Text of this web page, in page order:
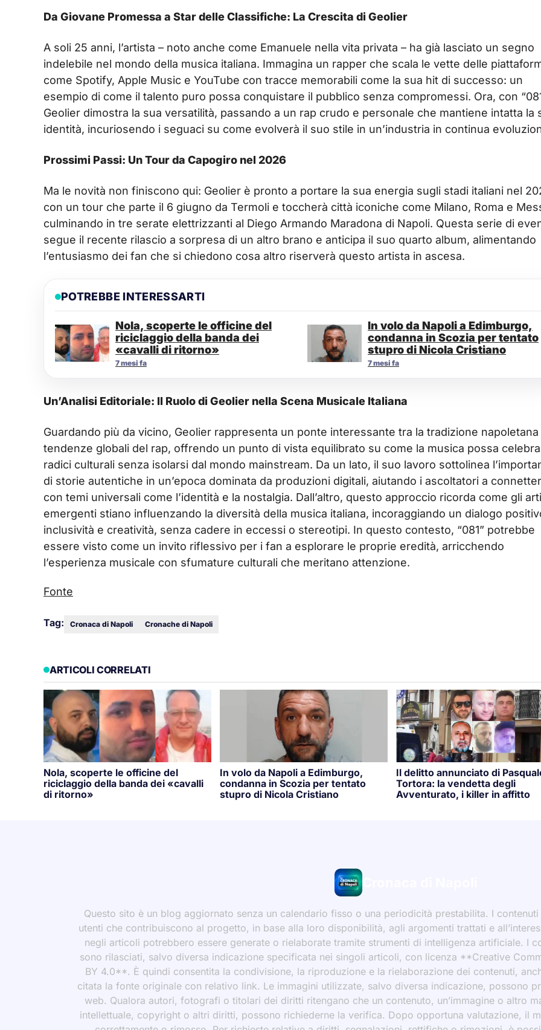
Da Giovane Promessa a Star delle Classifiche: La Crescita di Geolier
A soli 25 anni, l’artista – noto anche come Emanuele nella vita privata – ha già lasciato un segno
indelebile nel mondo della musica italiana. Immagina un rapper che scala le vette delle
come Spotify, Apple Music e YouTube con tracce memorabili come la sua hit di successo: un
esempio di come il talento puro possa conquistare il pubblico senza compromessi. Ora, con
Geolier dimostra la sua versatilità, passando a un rap crudo e personale che mantiene intatta la
identità, incuriosendo i seguaci su come evolverà il suo stile in un’industria in continua
Prossimi Passi: Un Tour da Capogiro nel 2026
Ma le novità non finiscono qui: Geolier è pronto a portare la sua energia sugli stadi italiani nel
con un tour che parte il 6 giugno da Termoli e toccherà città iconiche come Milano, Roma e
culminando in tre serate elettrizzanti al Diego Armando Maradona di Napoli. Questa serie di
segue il recente rilascio a sorpresa di un altro brano e anticipa il suo quarto album, alimentando
l’entusiasmo dei fan che si chiedono cosa altro riserverà questo artista in ascesa.
POTREBBE INTERESSARTI
Nola, scoperte le officine del
riciclaggio della banda dei
«cavalli di ritorno»
7 mesi fa
In volo da Napoli a Edimburgo,
condanna in Scozia per tentato
stupro di Nicola Cristiano
7 mesi fa
Un’Analisi Editoriale: Il Ruolo di Geolier nella Scena Musicale Italiana
Guardando più da vicino, Geolier rappresenta un ponte interessante tra la tradizione napoletana
tendenze globali del rap, offrendo un punto di vista equilibrato su come la musica possa
radici culturali senza isolarsi dal mondo mainstream. Da un lato, il suo lavoro sottolinea
di storie autentiche in un’epoca dominata da produzioni digitali, aiutando i ascoltatori a
con temi universali come l’identità e la nostalgia. Dall’altro, questo approccio ricorda come gli
emergenti stiano influenzando la diversità della musica italiana, incoraggiando un dialogo
inclusività e creatività, senza cadere in eccessi o stereotipi. In questo contesto, “081” potrebbe
essere visto come un invito riflessivo per i fan a esplorare le proprie eredità, arricchendo
l’esperienza musicale con sfumature culturali che meritano attenzione.
Fonte
Tag: Cronaca di Napoli Cronache di Napoli
ARTICOLI CORRELATI
Nola, scoperte le officine del
riciclaggio della banda dei «cavalli
di ritorno»
In volo da Napoli a Edimburgo,
condanna in Scozia per tentato
stupro di Nicola Cristiano
Il delitto annunciato di
Tortora: la vendetta degli
Avventurato, i killer in affitto
Cronaca di Napoli
Questo sito è un blog aggiornato senza un calendario fisso o una periodicità prestabilita. I
utenti che contribuiscono al progetto, in base alla loro disponibilità, agli argomenti trattati e
negli articoli potrebbero essere generate o rielaborate tramite strumenti di intelligenza artificiale. I
sono rilasciati, salvo diversa indicazione specificata nei singoli articoli, con licenza **Creative
BY 4.0**. È quindi consentita la condivisione, la riproduzione e la rielaborazione dei contenuti,
citata la fonte originale con relativo link. Le immagini utilizzate, salvo diversa indicazione, possono
web. Qualora autori, fotografi o titolari dei diritti ritengano che un contenuto, un’immagine o altro
intellettuale, copyright o altri diritti, possono richiederne la verifica. Dopo opportuna valutazione, il